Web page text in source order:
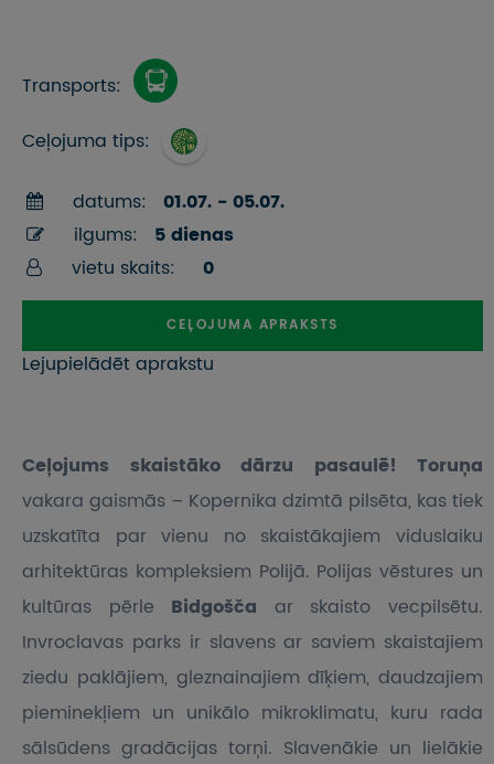
Transports:
Ceļojuma tips:
datums:
01.07. - 05.07.
ilgums:
5 dienas
vietu skaits:
0
CEĻOJUMA APRAKSTS
Lejupielādēt aprakstu
Ceļojums skaistāko dārzu pasaulē! Toruņa
vakara gaismās – Kopernika dzimtā pilsēta, kas tiek
uzskatīta par vienu no skaistākajiem viduslaiku
arhitektūras kompleksiem Polijā. Polijas vēstures un
kultūras pērle Bidgošča ar skaisto vecpilsētu.
Invroclavas parks ir slavens ar saviem skaistajiem
ziedu paklājiem, gleznainajiem dīķiem, daudzajiem
pieminekļiem un unikālo mikroklimatu, kuru rada
sālsūdens gradācijas torņi. Slavenākie un lielākie